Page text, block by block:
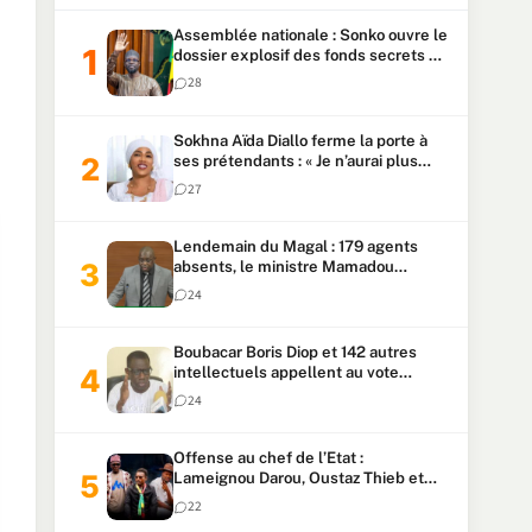
Assemblée nationale : Sonko ouvre le
dossier explosif des fonds secrets et
du patrimoine présidentiel
28
Sokhna Aïda Diallo ferme la porte à
ses prétendants : « Je n’aurai plus
jamais un autre mari »
27
Lendemain du Magal : 179 agents
absents, le ministre Mamadou
Lamine Dianté exige des explications
24
Boubacar Boris Diop et 142 autres
intellectuels appellent au vote
urgent de la révision
constitutionnelle
24
Offense au chef de l’Etat :
Lameignou Darou, Oustaz Thieb et
Ndiaye Touba lourdement
condamnés
22